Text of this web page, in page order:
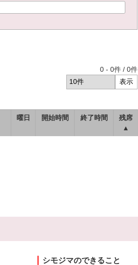
0 - 0件 / 0件
曜日 開始時間 終了時間
残席
▲
シモジマのできること